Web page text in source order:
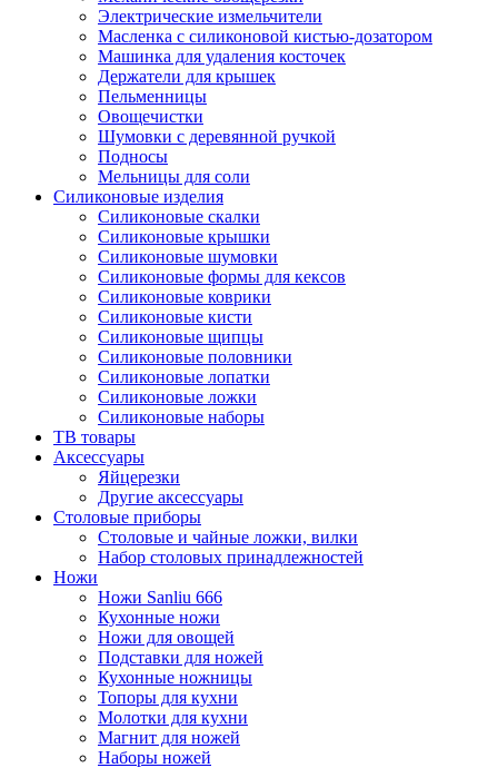
Электрические измельчители
Масленка с силиконовой кистью-дозатором
Машинка для удаления косточек
Держатели для крышек
Пельменницы
Овощечистки
Шумовки с деревянной ручкой
Подносы
Мельницы для соли
Силиконовые изделия
Силиконовые скалки
Силиконовые крышки
Силиконовые шумовки
Силиконовые формы для кексов
Силиконовые коврики
Силиконовые кисти
Силиконовые щипцы
Силиконовые половники
Силиконовые лопатки
Силиконовые ложки
Силиконовые наборы
ТВ товары
Аксессуары
Яйцерезки
Другие аксессуары
Столовые приборы
Столовые и чайные ложки, вилки
Набор столовых принадлежностей
Ножи
Ножи Sanliu 666
Кухонные ножи
Ножи для овощей
Подставки для ножей
Кухонные ножницы
Топоры для кухни
Молотки для кухни
Магнит для ножей
Наборы ножей